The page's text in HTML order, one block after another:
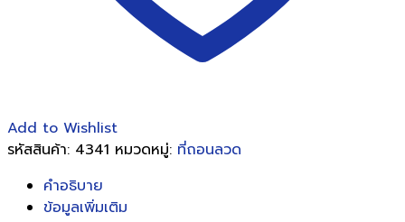
Add to Wishlist
รหัสสินค้า: 4341 หมวดหมู่: ที่ถอนลวด
คำอธิบาย
ข้อมูลเพิ่มเติม